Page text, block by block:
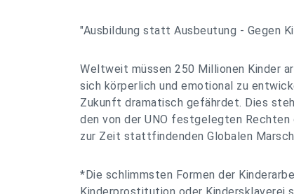
"Ausbildung statt Ausbeutung - Gegen
Weltweit müssen 250 Millionen Kinder
sich körperlich und emotional zu
Zukunft dramatisch gefährdet. Dies
den von der UNO festgelegten Rechten
zur Zeit stattfindenden Globalen
*Die schlimmsten Formen der